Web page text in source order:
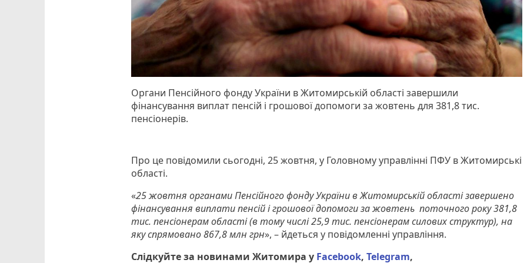
Органи Пенсійного фонду України в Житомирській області завершили
фінансування виплат пенсій і грошової допомоги за жовтень для 381,8 тис.
пенсіонерів.
Про це повідомили сьогодні, 25 жовтня, у Головному управлінні ПФУ в Житомирські
області.
«25 жовтня органами Пенсійного фонду України в Житомирській області завершено
фінансування виплати пенсій і грошової допомоги за жовтень поточного року 381,8
тис. пенсіонерам області (в тому числі 25,9 тис. пенсіонерам силових структур), на
яку спрямовано 867,8 млн грн», – йдеться у повідомленні управління.
Слідкуйте за новинами Житомира у Facebook,Telegram,